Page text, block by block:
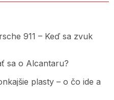
911 – Keď sa zvuk
sa o Alcantaru?
plasty – o čo ide a